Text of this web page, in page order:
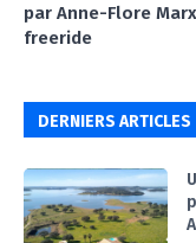
par Anne-Flore
freeride
DERNIERS ARTICLES